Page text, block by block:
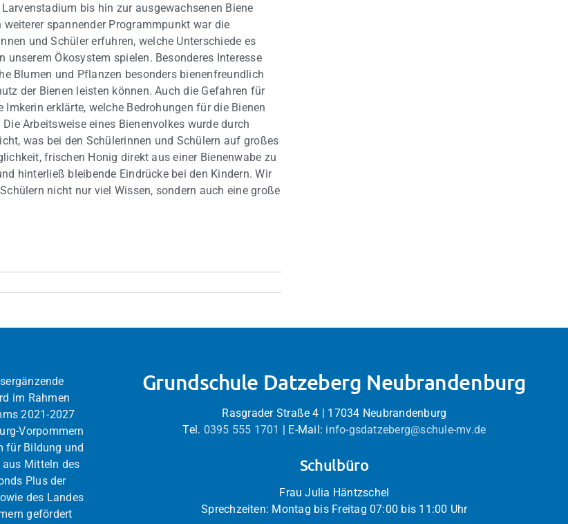
bis hin zur ausgewachsenen Biene
spannender Programmpunkt war die
und Schüler erfuhren, welche Unterschiede es
Ökosystem spielen. Besonderes Interesse
Blumen und Pflanzen besonders bienenfreundlich
der Bienen leisten können. Auch die Gefahren für
erklärte, welche Bedrohungen für die Bienen
Arbeitsweise eines Bienenvolkes wurde durch
was bei den Schülerinnen und Schülern auf großes
frischen Honig direkt aus einer Bienenwabe zu
hinterließ bleibende Eindrücke bei den Kindern. Wir
nicht nur viel Wissen, sondern auch eine große
im Rahmen
2021-2027
Vorpommern
für Bildung und
Mitteln des
Plus der
des Landes
gefördert
Grundschule Datzeberg Neubrandenburg
Rasgrader Straße 4 | 17034 Neubrandenburg
Tel. 0395 555 1701 | E-Mail: info-gsdatzeberg@schule-mv.de
Schulbüro
Frau Julia Häntzschel
Sprechzeiten: Montag bis Freitag 07:00 bis 11:00 Uhr